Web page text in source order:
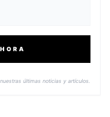
últimas noticias y artículos.